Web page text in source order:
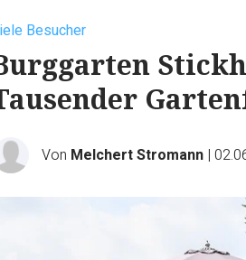
Besucher
Von Melchert Stromann |